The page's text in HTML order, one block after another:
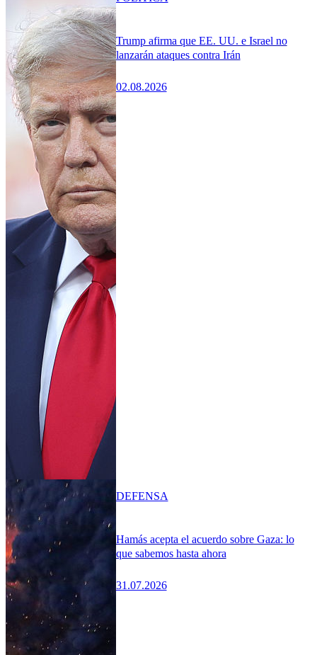
Trump afirma que EE. UU. e Israel no
lanzarán ataques contra Irán
02.08.2026
Hamás acepta el acuerdo sobre Gaza: lo
que sabemos hasta ahora
31.07.2026
DEFENSA